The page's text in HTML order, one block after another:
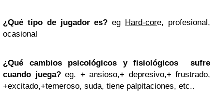
¿Qué tipo de jugador es?eg Hard-core, profesional,
ocasional
¿Qué cambios psicológicos y fisiológicos sufre
cuando juega?eg. + ansioso,+ depresivo,+ frustrado,
+excitado,+temeroso, suda, tiene palpitaciones, etc..